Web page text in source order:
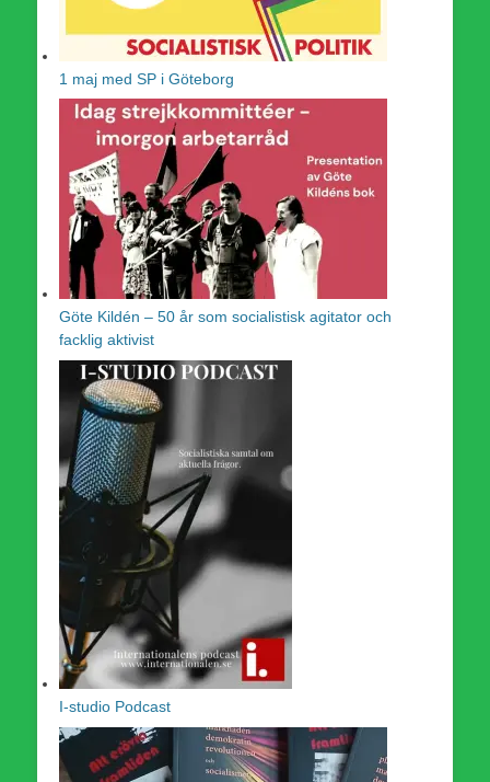
1 maj med SP i Göteborg
Göte Kildén – 50 år som socialistisk agitator och
facklig aktivist
I-studio Podcast